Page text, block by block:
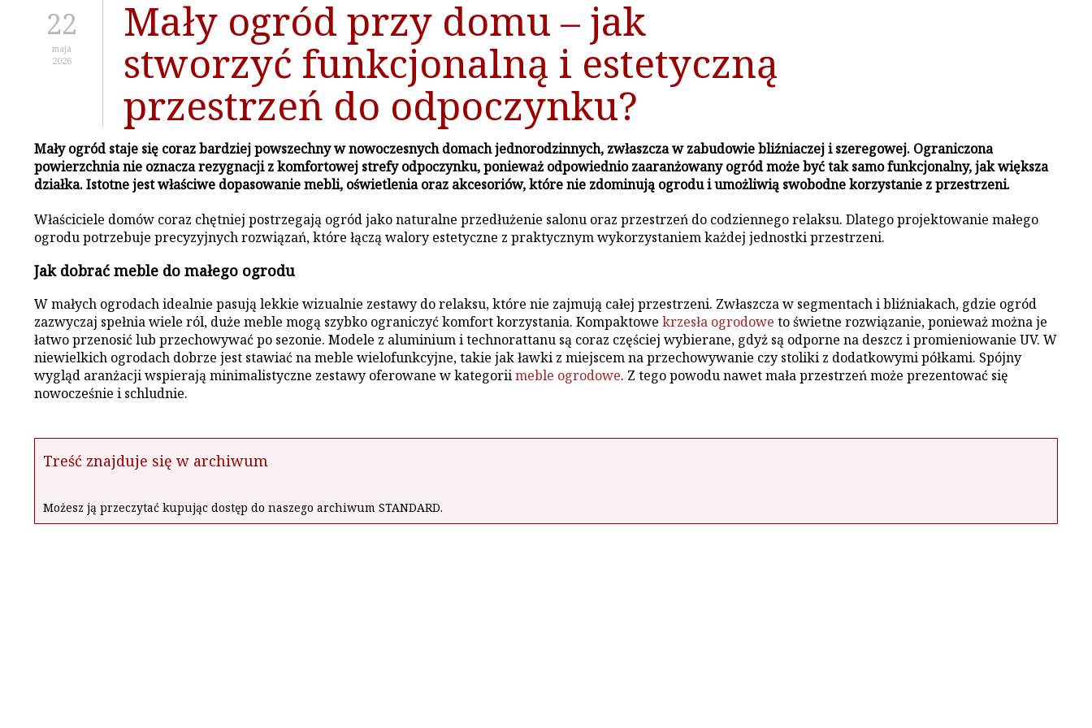
Mały ogród przy domu – jak
stworzyć funkcjonalną i estetyczną
przestrzeń do odpoczynku?
22
maja
2026
Mały ogród staje się coraz bardziej powszechny w nowoczesnych domach jednorodzinnych, zwłaszcza w zabudowie bliźniaczej i szeregowej. Ograniczona
powierzchnia nie oznacza rezygnacji z komfortowej strefy odpoczynku, ponieważ odpowiednio zaaranżowany ogród może być tak samo funkcjonalny, jak większa
działka. Istotne jest właściwe dopasowanie mebli, oświetlenia oraz akcesoriów, które nie zdominują ogrodu i umożliwią swobodne korzystanie z przestrzeni.
Właściciele domów coraz chętniej postrzegają ogród jako naturalne przedłużenie salonu oraz przestrzeń do codziennego relaksu. Dlatego projektowanie małego
ogrodu potrzebuje precyzyjnych rozwiązań, które łączą walory estetyczne z praktycznym wykorzystaniem każdej jednostki przestrzeni.
Jak dobrać meble do małego ogrodu
W małych ogrodach idealnie pasują lekkie wizualnie zestawy do relaksu, które nie zajmują całej przestrzeni. Zwłaszcza w segmentach i bliźniakach, gdzie ogród
zazwyczaj spełnia wiele ról, duże meble mogą szybko ograniczyć komfort korzystania. Kompaktowe krzesła ogrodowe to świetne rozwiązanie, ponieważ można je
łatwo przenosić lub przechowywać po sezonie. Modele z aluminium i technorattanu są coraz częściej wybierane, gdyż są odporne na deszcz i promieniowanie UV. W
niewielkich ogrodach dobrze jest stawiać na meble wielofunkcyjne, takie jak ławki z miejscem na przechowywanie czy stoliki z dodatkowymi półkami. Spójny
wygląd aranżacji wspierają minimalistyczne zestawy oferowane w kategoriimeble ogrodowe. Z tego powodu nawet mała przestrzeń może prezentować się
nowocześnie i schludnie.
Treść znajduje się w archiwum
Możesz ją przeczytać kupując dostęp do naszego archiwum STANDARD.